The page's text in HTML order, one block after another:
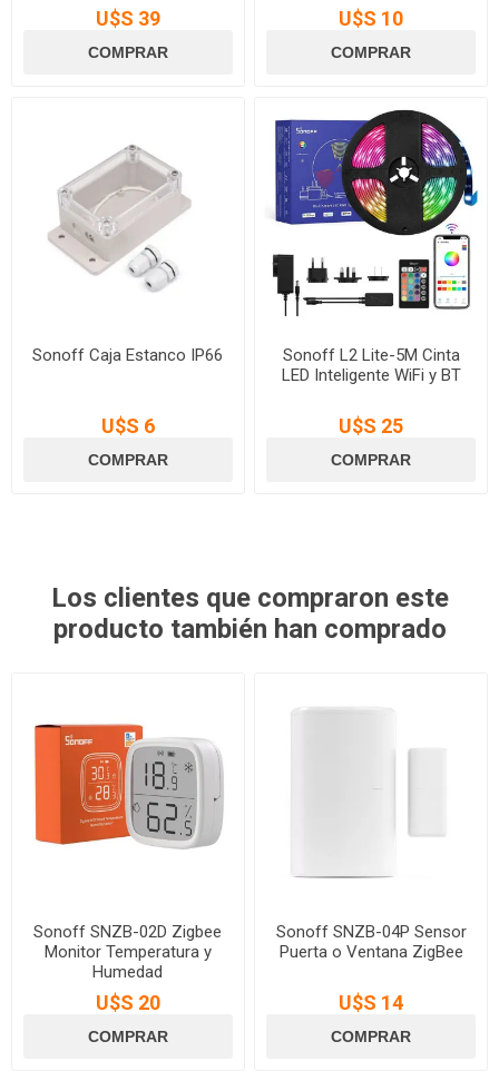
U$S 39 U$S 10
Sonoff Caja Estanco IP66
U$S 6
Sonoff L2 Lite-5M Cinta
LED Inteligente WiFi y BT
U$S 25
Los clientes que compraron este
producto también han comprado
Sonoff SNZB-02D Zigbee
Monitor Temperatura y
Humedad
U$S 20
Sonoff SNZB-04P Sensor
Puerta o Ventana ZigBee
U$S 14